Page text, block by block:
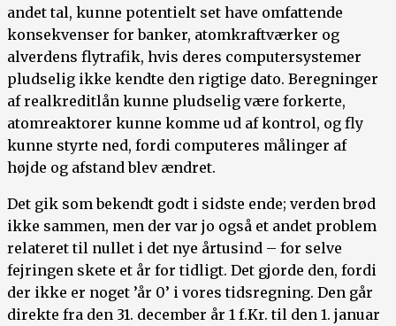
andet tal, kunne potentielt set have omfattende
konsekvenser for banker, atomkraftværker og
alverdens flytrafik, hvis deres computersystemer
pludselig ikke kendte den rigtige dato. Beregninger
af realkreditlån kunne pludselig være forkerte,
atomreaktorer kunne komme ud af kontrol, og fly
kunne styrte ned, fordi computeres målinger af
højde og afstand blev ændret.
Det gik som bekendt godt i sidste ende; verden brød
ikke sammen, men der var jo også et andet problem
relateret til nullet i det nye årtusind – for selve
fejringen skete et år for tidligt. Det gjorde den, fordi
der ikke er noget ’år 0’ i vores tidsregning. Den går
direkte fra den 31. december år 1 f.Kr. til den 1. januar